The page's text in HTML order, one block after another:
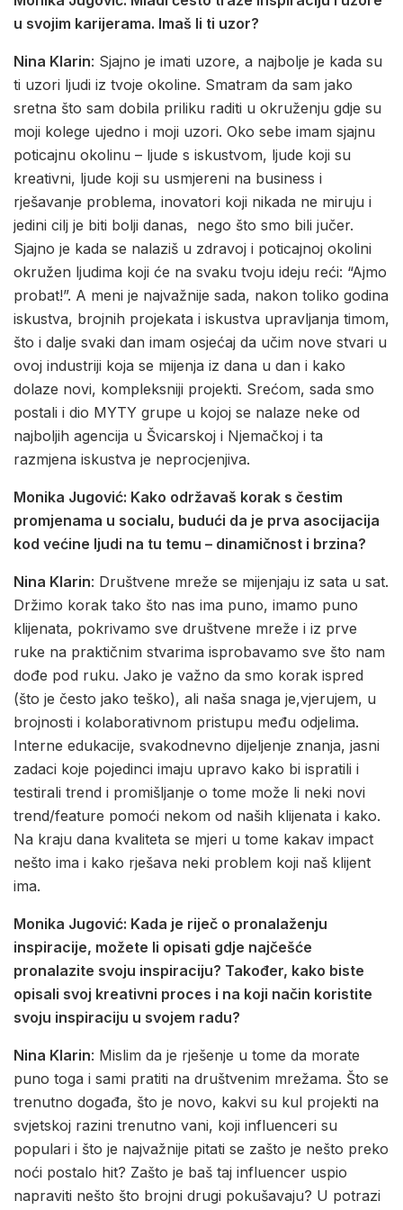
u svojim karijerama. Imaš li ti uzor?
Nina Klarin: Sjajno je imati uzore, a najbolje je kada su
ti uzori ljudi iz tvoje okoline. Smatram da sam jako
sretna što sam dobila priliku raditi u okruženju gdje su
moji kolege ujedno i moji uzori. Oko sebe imam sjajnu
poticajnu okolinu – ljude s iskustvom, ljude koji su
kreativni, ljude koji su usmjereni na business i
rješavanje problema, inovatori koji nikada ne miruju i
jedini cilj je biti bolji danas, nego što smo bili jučer.
Sjajno je kada se nalaziš u zdravoj i poticajnoj okolini
okružen ljudima koji će na svaku tvoju ideju reći: “Ajmo
probat!”. A meni je najvažnije sada, nakon toliko godina
iskustva, brojnih projekata i iskustva upravljanja timom,
što i dalje svaki dan imam osjećaj da učim nove stvari u
ovoj industriji koja se mijenja iz dana u dan i kako
dolaze novi, kompleksniji projekti. Srećom, sada smo
postali i dio MYTY grupe u kojoj se nalaze neke od
najboljih agencija u Švicarskoj i Njemačkoj i ta
razmjena iskustva je neprocjenjiva.
Monika Jugović: Kako održavaš korak s čestim
promjenama u socialu, budući da je prva asocijacija
kod većine ljudi na tu temu – dinamičnost i brzina?
Nina Klarin: Društvene mreže se mijenjaju iz sata u sat.
Držimo korak tako što nas ima puno, imamo puno
klijenata, pokrivamo sve društvene mreže i iz prve
ruke na praktičnim stvarima isprobavamo sve što nam
dođe pod ruku. Jako je važno da smo korak ispred
(što je često jako teško), ali naša snaga je,vjerujem, u
brojnosti i kolaborativnom pristupu među odjelima.
Interne edukacije, svakodnevno dijeljenje znanja, jasni
zadaci koje pojedinci imaju upravo kako bi ispratili i
testirali trend i promišljanje o tome može li neki novi
trend/feature pomoći nekom od naših klijenata i kako.
Na kraju dana kvaliteta se mjeri u tome kakav impact
nešto ima i kako rješava neki problem koji naš klijent
ima.
Monika Jugović: Kada je riječ o pronalaženju
inspiracije, možete li opisati gdje najčešće
pronalazite svoju inspiraciju? Također, kako biste
opisali svoj kreativni proces i na koji način koristite
svoju inspiraciju u svojem radu?
Nina Klarin: Mislim da je rješenje u tome da morate
puno toga i sami pratiti na društvenim mrežama. Što se
trenutno događa, što je novo, kakvi su kul projekti na
svjetskoj razini trenutno vani, koji influenceri su
populari i što je najvažnije pitati se zašto je nešto preko
noći postalo hit? Zašto je baš taj influencer uspio
napraviti nešto što brojni drugi pokušavaju? U potrazi